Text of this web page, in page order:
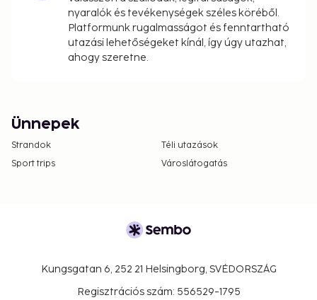
nyaralók és tevékenységek széles köréből.
Platformunk rugalmasságot és fenntartható
utazási lehetőségeket kínál, így úgy utazhat,
ahogy szeretne.
Ünnepek
Strandok
Téli utazások
Sport trips
Városlátogatás
Kungsgatan 6, 252 21 Helsingborg, SVÉDORSZÁG
Regisztrációs szám: 556529-1795